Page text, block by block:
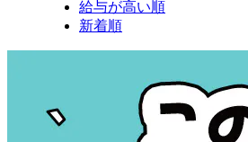
給与が高い順
新着順